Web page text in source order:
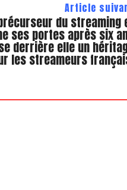
Article
du streaming
ses portes après six
derrière elle un
les streameurs